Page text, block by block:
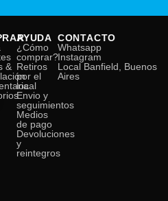
&
AYUDA
¿Cómo
comprar?
Retiros
por el
local
Envio y
seguimientos
Medios
de pago
Devoluciones
y
reintegros
CONTACTO
Whatsapp
Instagram
Local Banfield, Buenos
Aires